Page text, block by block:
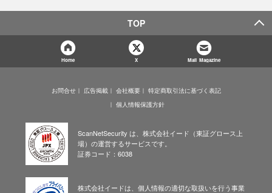
TOP
Home X Mail Magazine
お問合せ 広告掲載 会社概要
特定商取引法に基づく表記
個人情報保護方針
ScanNetSecurity は、株式会社イード（東証グロース上
場）の運営するサービスです。
証券コード：6038
株式会社イードは、個人情報の適切な取扱いを行う事業